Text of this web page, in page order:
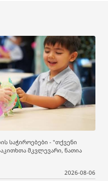
საჭიროებები - "თქვენი
მკვლევარი, ნათია
2026-08-06